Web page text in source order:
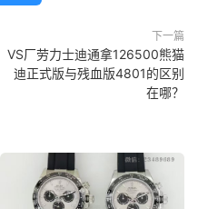
下一篇
VS厂劳力士迪通拿126500熊猫
迪正式版与残血版4801的区别
在哪？